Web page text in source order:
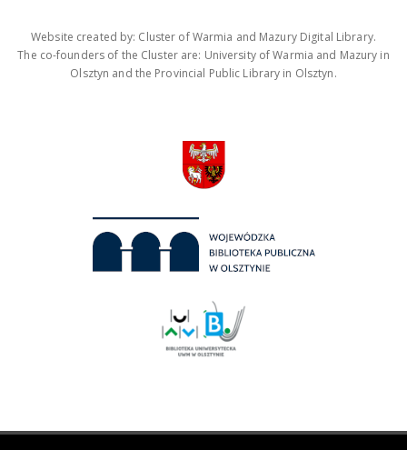
Website created by: Cluster of Warmia and Mazury Digital Library.
The co-founders of the Cluster are: University of Warmia and Mazury in
Olsztyn and the Provincial Public Library in Olsztyn.